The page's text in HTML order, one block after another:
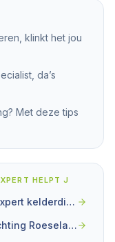
klinkt het jou
da’s
Met deze tips
HELPT J
Op deze manier vind jij de beste expert kelderdichting in Gent!
Op zoek naar een expert kelderdichting Roeselare? Wij helpen je verder.